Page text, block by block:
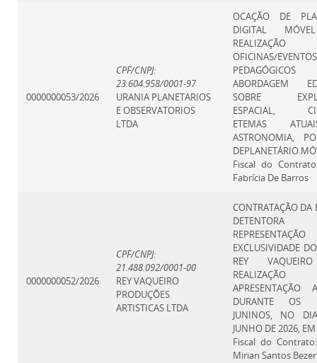
0000000053/2026
CPF/CNPJ:
23.604.958/0001-97
URANIA PLANETARIOS
E OBSERVATORIOS
LTDA
OCAÇÃO DE
DIGITAL
OFICINAS/EVENTOS
ABORDAGEM
SOBRE
ESPACIAL,
ETEMAS
ASTRONOMIA,
DEPLANETÁRIO
Fiscal do
Fabrícia De Barros
0000000052/2026
CPF/CNPJ:
21.488.092/0001-00
REY VAQUEIRO
PRODUÇÕES
ARTISTICAS LTDA
CONTRATAÇÃO DA
EXCLUSIVIDADE
REY
APRESENTAÇÃO
DURANTE OS
JUNINOS, NO
JUNHO DE 2026,
Fiscal do
Mirian Santos